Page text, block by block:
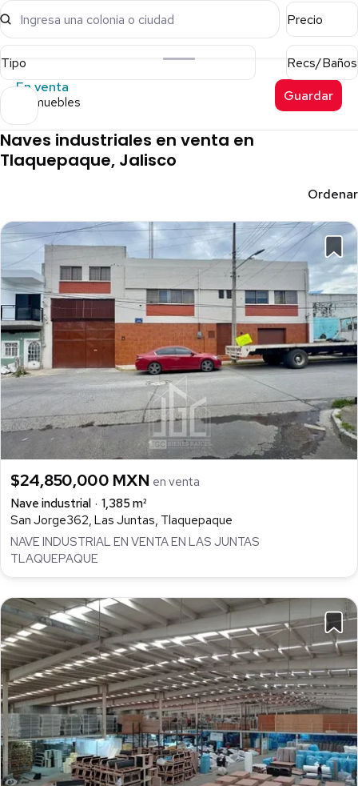
Ingresa una colonia o ciudad Precio
Tipo
Recs/Baños
En venta
11 inmuebles Guardar
Naves industriales en venta en
Tlaquepaque, Jalisco
Ordenar
$24,850,000 MXN en venta
Nave industrial
1,385 m²
San Jorge362, Las Juntas, Tlaquepaque
NAVE INDUSTRIAL EN VENTA EN LAS JUNTAS
TLAQUEPAQUE